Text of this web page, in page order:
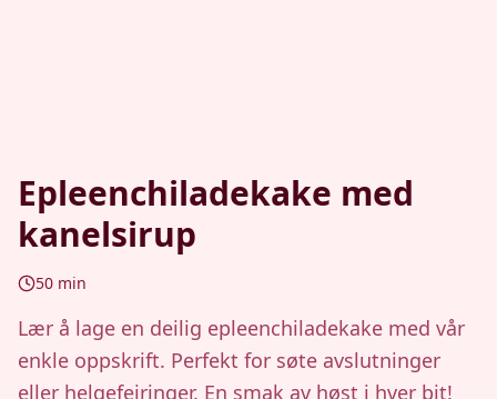
Epleenchiladekake med
kanelsirup
50 min
Lær å lage en deilig epleenchiladekake med vår
enkle oppskrift. Perfekt for søte avslutninger
eller helgefeiringer. En smak av høst i hver bit!